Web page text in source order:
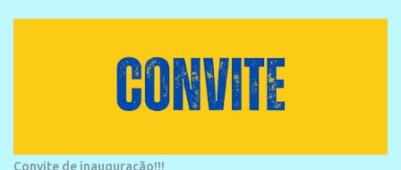
Convite de inauguração!!!